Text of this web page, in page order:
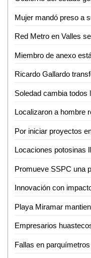
Mujer mandó preso a
Miembro de anexo
Localizaron a hombre
Por iniciar proyectos
Locaciones potosinas
Promueve SSPC una